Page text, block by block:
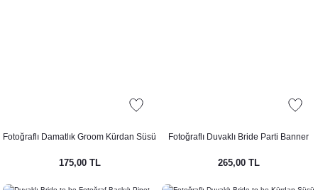
Fotoğraflı Damatlık Groom Kürdan Süsü
175,00 TL
Fotoğraflı Duvaklı Bride Parti Banner
265,00 TL